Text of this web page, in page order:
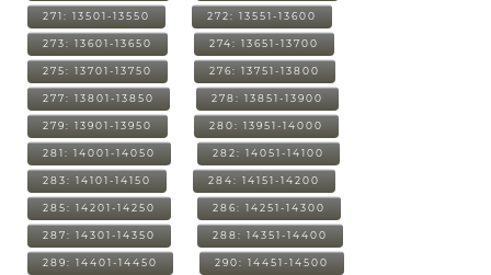
271: 13501-13550 272: 13551-13600
273: 13601-13650 274: 13651-13700
275: 13701-13750 276: 13751-13800
277: 13801-13850 278: 13851-13900
279: 13901-13950 280: 13951-14000
281: 14001-14050 282: 14051-14100
283: 14101-14150 284: 14151-14200
285: 14201-14250 286: 14251-14300
287: 14301-14350 288: 14351-14400
289: 14401-14450 290: 14451-14500